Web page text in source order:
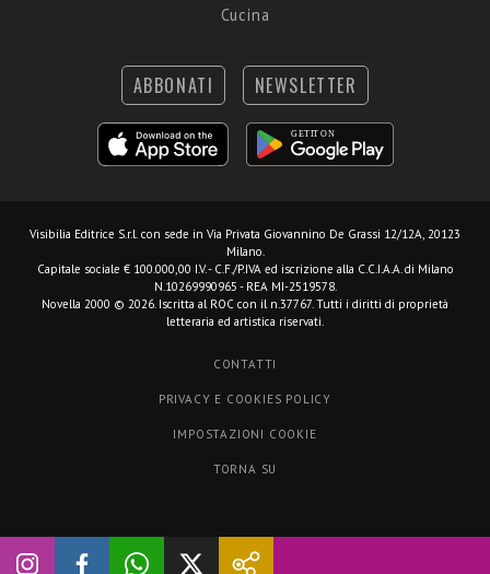
Cucina
ABBONATI NEWSLETTER
Visibilia Editrice S.r.l. con sede in Via Privata Giovannino De Grassi 12/12A, 20123
Milano.
Capitale sociale € 100.000,00 I.V. - C.F./P.IVA ed iscrizione alla C.C.I.A.A. di Milano
N.10269990965 - REA MI-2519578.
Novella 2000 © 2026. Iscritta al ROC con il n.37767. Tutti i diritti di proprietà
letteraria ed artistica riservati.
CONTATTI
PRIVACY E COOKIES POLICY
IMPOSTAZIONI COOKIE
TORNA SU